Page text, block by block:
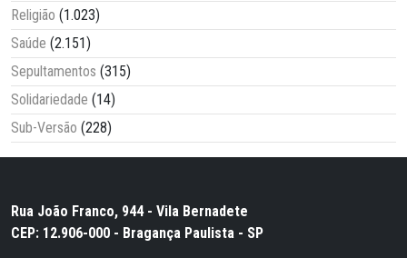
Religião (1.023)
Saúde (2.151)
Sepultamentos (315)
Solidariedade (14)
Sub-Versão (228)
Rua João Franco, 944 - Vila Bernadete
CEP: 12.906-000 - Bragança Paulista - SP